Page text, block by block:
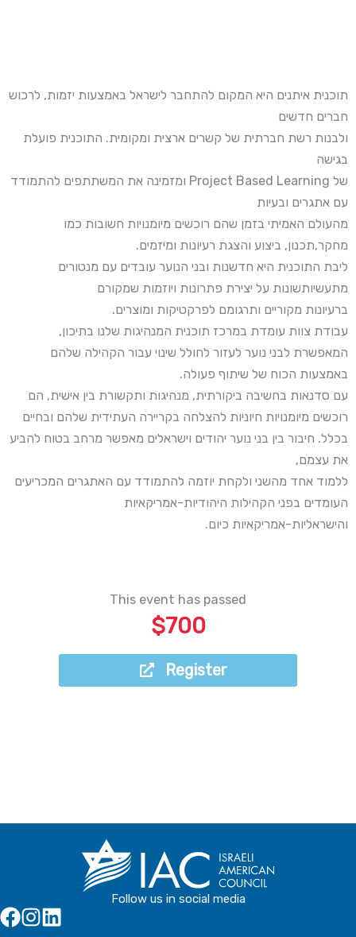
תוכנית איתנים היא המקום להתחבר לישראל באמצעות יזמות, לרכוש
חברים חדשים
ולבנות רשת חברתית של קשרים ארצית ומקומית. התוכנית פועלת
בגישה
של Project Based Learning ומזמינה את המשתתפים להתמודד
עם אתגרים ובעיות
מהעולם האמיתי בזמן שהם רוכשים מיומנויות חשובות כמו
מחקר,תכנון, ביצוע והצגת רעיונות ומיזמים.
ליבת התוכנית היא חדשנות ובני הנוער עובדים עם מנטורים
מתעשיותשונות על יצירת פתרונות ויוזמות שמקורם
ברעיונות מקוריים ותרגומם לפרקטיקות ומוצרים.
עבודת צוות עומדת במרכז תוכנית המנהיגות שלנו בתיכון,
המאפשרת לבני נוער לעזור לחולל שינוי עבור הקהילה שלהם
באמצעות הכוח של שיתוף פעולה.
עם סדנאות בחשיבה ביקורתית, מנהיגות ותקשורת בין אישית, הם
רוכשים מיומנויות חיוניות להצלחה בקריירה העתידית שלהם ובחיים
בכלל. חיבור בין בני נוער יהודים וישראלים מאפשר מרחב בטוח להביע
את עצמם,
ללמוד אחד מהשני ולקחת יוזמה להתמודד עם האתגרים המכריעים
העומדים בפני הקהילות היהודיות-אמריקאיות
והישראליות-אמריקאיות כיום.
This event has passed
$700
Register
Follow us in social media